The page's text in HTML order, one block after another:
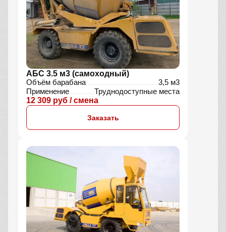
АБС 3.5 м3 (самоходный)
Объём барабана
3,5 м3
Применение
Труднодоступные места
12 309 руб / смена
Заказать